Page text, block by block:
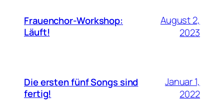
Frauenchor-Workshop:
Läuft!
August 2,
2023
Die ersten fünf Songs sind
fertig!
Januar 1,
2022